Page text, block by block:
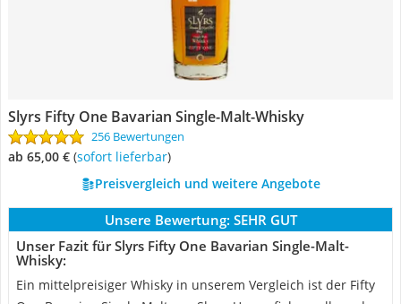
Slyrs Fifty One Bavarian Single-Malt-Whisky
256 Bewertungen
ab 65,00 € ( Sofort lieferbar)
Preisvergleich und weitere Angebote
Unsere Bewertung: SEHR GUT
Unser Fazit für Slyrs Fifty One Bavarian Single-Malt-
Whisky:
Ein mittelpreisiger Whisky in unserem Vergleich ist der Fifty